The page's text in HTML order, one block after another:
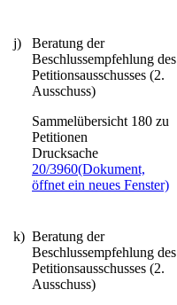
j)
Beratung der
Beschlussempfehlung des
Petitionsausschusses (2.
Ausschuss)
Sammelübersicht 180 zu
Petitionen
Drucksache
20/3960(Dokument,
öffnet ein neues Fenster)
k) Beratung der
Beschlussempfehlung des
Petitionsausschusses (2.
Ausschuss)